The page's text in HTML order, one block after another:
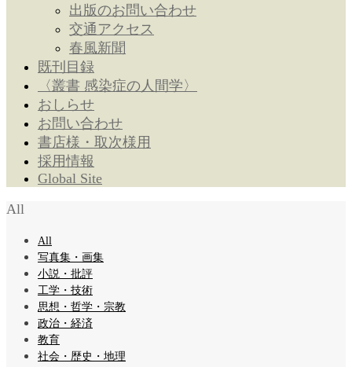
出版のお問い合わせ
交通アクセス
春風新聞
既刊目録
〈叢書 感染症の人間学〉
おしらせ
お問い合わせ
書店様・取次様用
採用情報
Global Site
All
All
写真集・画集
小説・批評
工学・技術
思想・哲学・宗教
政治・経済
教育
社会・歴史・地理